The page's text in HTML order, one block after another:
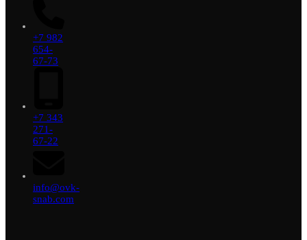
+7 982
654-
67-73
+7 343
271-
67-22
info@ovk-
snab.com